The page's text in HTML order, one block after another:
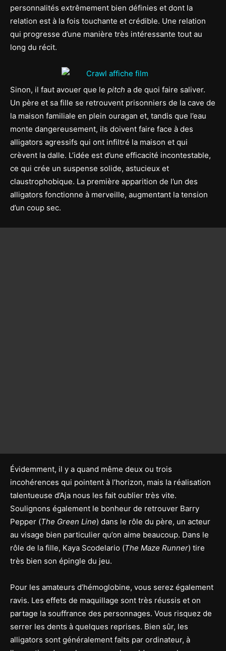
personnalités extrêmement bien définies et dont la
relation est à la fois touchante et crédible. Une relation
qui progresse d’une manière très intéressante tout au
long du récit.
Sinon, il faut avouer que le pitch a de quoi faire saliver.
Un père et sa fille se retrouvent prisonniers de la cave de
la maison familiale en plein ouragan et, tandis que l’eau
monte dangereusement, ils doivent faire face à des
alligators agressifs qui ont infiltré la maison et qui
crèvent la dalle. L’idée est d’une efficacité incontestable,
ce qui crée un suspense solide, astucieux et
claustrophobique. La première apparition de l’un des
alligators fonctionne à merveille, augmentant la tension
d’un coup sec.
Évidemment, il y a quand même deux ou trois
incohérences qui pointent à l’horizon, mais la réalisation
talentueuse d’Aja nous les fait oublier très vite.
Soulignons également le bonheur de retrouver Barry
Pepper (The Green Line) dans le rôle du père, un acteur
au visage bien particulier qu’on aime beaucoup. Dans le
rôle de la fille, Kaya Scodelario (The Maze Runner) tire
très bien son épingle du jeu.
Pour les amateurs d’hémoglobine, vous serez également
ravis. Les effets de maquillage sont très réussis et on
partage la souffrance des personnages. Vous risquez de
serrer les dents à quelques reprises. Bien sûr, les
alligators sont généralement faits par ordinateur, à